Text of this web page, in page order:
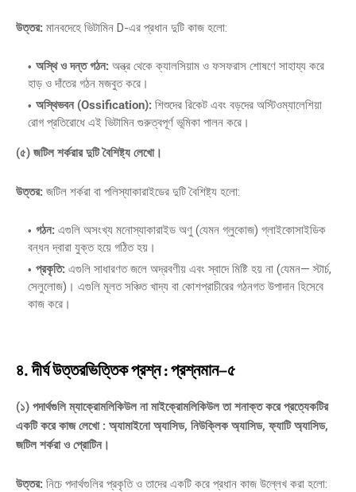
উত্তর: মানবদেহে ভিটামিন D-এর প্রধান দুটি কাজ হলো:
অস্থি ও দন্ত গঠন: অন্ত্র থেকে ক্যালসিয়াম ও ফসফরাস শোষণে সাহায্য করে
হাড় ও দাঁতের গঠন মজবুত করে।
অস্থিভবন (Ossification): শিশুদের রিকেট এবং বড়দের অস্টিওম্যালেশিয়া
রোগ প্রতিরোধে এই ভিটামিন গুরুত্বপূর্ণ ভূমিকা পালন করে।
(৫) জটিল শর্করার দুটি বৈশিষ্ট্য লেখো।
উত্তর: জটিল শর্করা বা পলিস্যাকারাইডের দুটি বৈশিষ্ট্য হলো:
গঠন: এগুলি অসংখ্য মনোস্যাকারাইড অণু (যেমন গ্লুকোজ) গ্লাইকোসাইডিক
বন্ধন দ্বারা যুক্ত হয়ে গঠিত হয়।
প্রকৃতি: এগুলি সাধারণত জলে অদ্রবণীয় এবং স্বাদে মিষ্টি হয় না (যেমন— স্টার্চ,
সেলুলোজ)। এগুলি মূলত সঞ্চিত খাদ্য বা কোশপ্রাচীরের গঠনগত উপাদান হিসেবে
কাজ করে।
৪. দীর্ঘ উত্তরভিত্তিক প্রশ্ন : প্রশ্নমান–৫
(১) পদার্থগুলি ম্যাক্রোমলিকিউল না মাইক্রোমলিকিউল তা শনাক্ত করে প্রত্যেকটির
একটি করে কাজ লেখো : অ্যামাইনো অ্যাসিড, নিউক্লিক অ্যাসিড, ফ্যাটি অ্যাসিড,
জটিল শর্করা ও প্রোটিন।
উত্তর: নিচে পদার্থগুলির প্রকৃতি ও তাদের একটি করে প্রধান কাজ উল্লেখ করা হলো: